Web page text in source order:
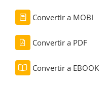
Convertir a MOBI
Convertir a PDF
Convertir a EBOOK